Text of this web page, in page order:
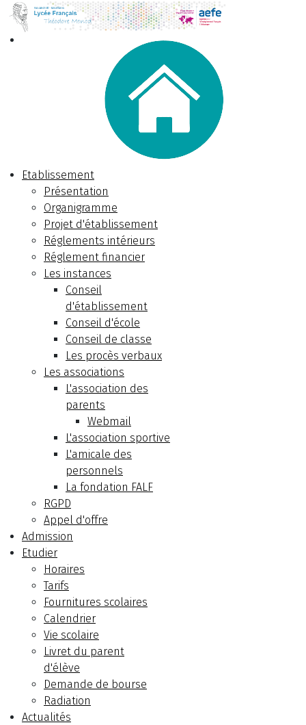
Etablissement
Présentation
Organigramme
Projet d'établissement
Réglements intérieurs
Réglement financier
Les instances
Conseil
d'établissement
Conseil d'école
Conseil de classe
Les procès verbaux
Les associations
L'association des
parents
Webmail
L'association sportive
L'amicale des
personnels
La fondation FALF
RGPD
Appel d'offre
Admission
Etudier
Horaires
Tarifs
Fournitures scolaires
Calendrier
Vie scolaire
Livret du parent
d'élève
Demande de bourse
Radiation
Actualités